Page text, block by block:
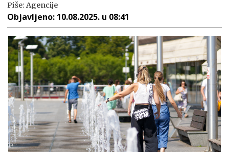
Piše: Agencije
Objavljeno: 10.08.2025. u 08:41